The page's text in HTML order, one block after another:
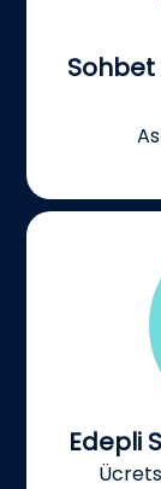
Sohbet
Edepli